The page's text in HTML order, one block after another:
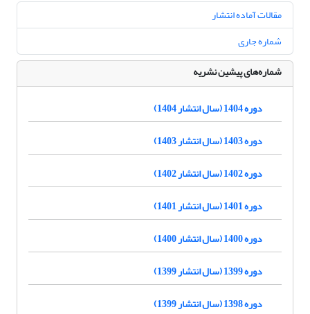
مقالات آماده انتشار
شماره جاری
شماره‌های پیشین نشریه
دوره 1404 (سال انتشار 1404)
دوره 1403 (سال انتشار 1403)
دوره 1402 (سال انتشار 1402)
دوره 1401 (سال انتشار 1401)
دوره 1400 (سال انتشار 1400)
دوره 1399 (سال انتشار 1399)
دوره 1398 (سال انتشار 1399)